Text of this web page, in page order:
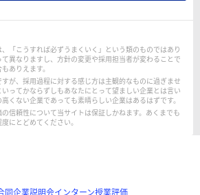
「こうすれば必ずうまくいく」という類のものではあり
異なりますし、方針の変更や採用担当者が変わることで
ありえます。
が、採用過程に対する感じ方は主観的なものに過ぎませ
ってかならずしもあなたにとって望ましい企業とは言い
くない企業であっても素晴らしい企業はあるはずです。
信頼性について当サイトは保証しかねます。あくまでも
にとどめてください。
同企業説明会インターン授業評価